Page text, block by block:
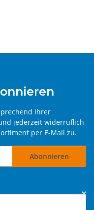
Ihrer
jederzeit widerruflich
per E-Mail zu.
Abonnieren